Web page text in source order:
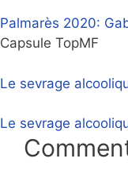
Palmarès 2020:
Capsule TopMF
Le sevrage
Le sevrage